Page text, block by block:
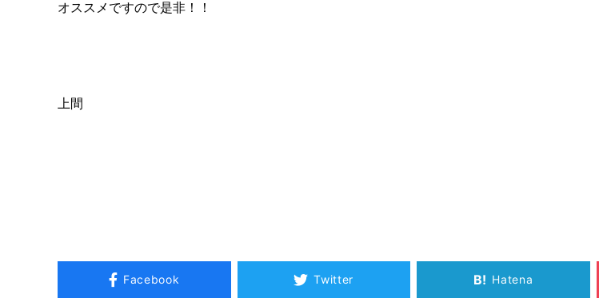
オススメですので是非！！
上間
Facebook Twitter B! Hatena